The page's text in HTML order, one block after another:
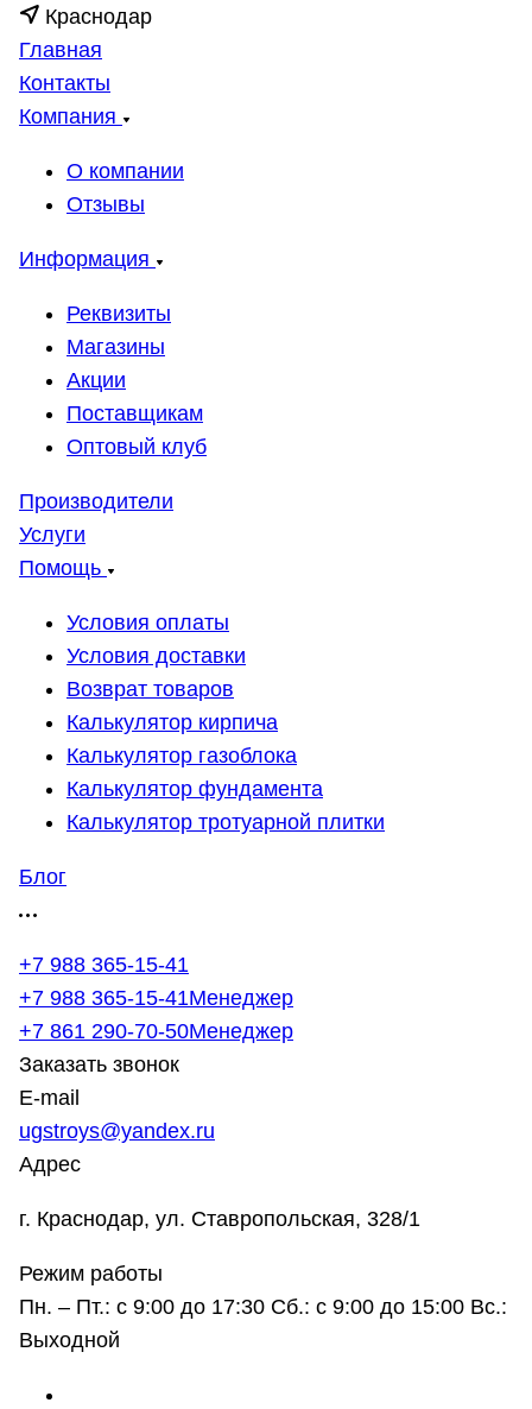
Краснодар
Главная
Контакты
Компания
О компании
Отзывы
Информация
Реквизиты
Магазины
Акции
Поставщикам
Оптовый клуб
Производители
Услуги
Помощь
Условия оплаты
Условия доставки
Возврат товаров
Калькулятор кирпича
Калькулятор газоблока
Калькулятор фундамента
Калькулятор тротуарной плитки
Блог
+7 988 365-15-41
+7 988 365-15-41Менеджер
+7 861 290-70-50Менеджер
Заказать звонок
E-mail
ugstroys@yandex.ru
Адрес
г. Краснодар, ул. Ставропольская, 328/1
Режим работы
Пн. – Пт.: с 9:00 до 17:30 Сб.: с 9:00 до 15:00 Вс.:
Выходной